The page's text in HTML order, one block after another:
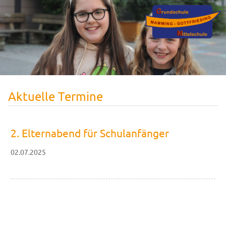
Aktuelle Termine
2. Elternabend für Schulanfänger
02.07.2025